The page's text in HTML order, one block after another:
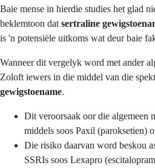
Baie mense in hierdie studies het glad
beklemtoon dat sertraline
is 'n potensiële uitkoms wat deur baie
Wanneer dit vergelyk word met ander
Zoloft iewers in die middel van die
gewigstoename.
Dit veroorsaak oor die algemeen
middels soos Paxil (paroksetien)
Die risiko daarvan word beskou
SSRIs soos Lexapro